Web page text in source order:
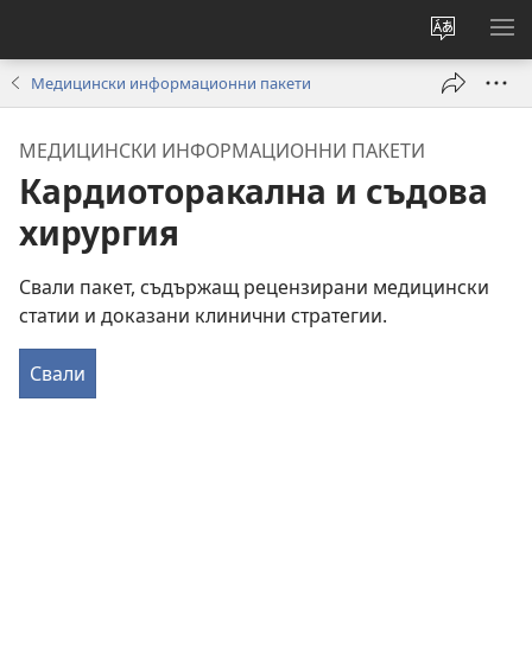
Смени
езика
на
Медицински информационни пакети
МЕДИЦИНСКИ ИНФОРМАЦИОННИ ПАКЕТИ
Кардиоторакална и съдова
хирургия
Свали пакет, съдържащ рецензирани медицински
статии и доказани клинични стратегии.
Свали